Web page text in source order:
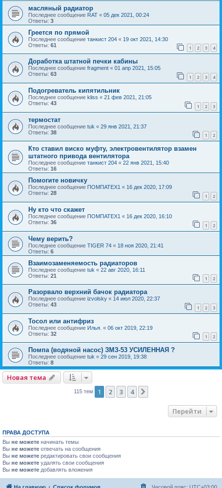
масляный радиатор
Последнее сообщение RAT « 05 дек 2021, 00:24
Ответы: 3
Греется по прямой
Последнее сообщение танкист 204 « 19 окт 2021, 14:30
Ответы: 61 1 2 3 4
Доработка штатной печки кабины
Последнее сообщение fragment « 01 апр 2021, 15:05
Ответы: 63 1 2 3 4
Подогреватель кипятильник
Последнее сообщение kliss « 21 фев 2021, 21:05
Ответы: 43 1 2 3
термостат
Последнее сообщение tuk « 29 янв 2021, 21:37
Ответы: 38 1 2
Кто ставил виско муфту, электровентилятор взамен
штатного привода вентилятора
Последнее сообщение танкист 204 « 22 янв 2021, 15:40
Ответы: 16
Помогите новичку
Последнее сообщение ПОМПАТЕХ1 « 16 дек 2020, 17:09
Ответы: 28 1 2
Ну кто что скажет
Последнее сообщение ПОМПАТЕХ1 « 16 дек 2020, 16:10
Ответы: 36 1 2
Чему верить?
Последнее сообщение TIGER 74 « 18 ноя 2020, 21:41
Ответы: 6
Взаимозаменяемость радиаторов
Последнее сообщение tuk « 22 авг 2020, 16:11
Ответы: 21 1 2
Разорвало верхний бачок радиатора
Последнее сообщение izvolsky « 14 июл 2020, 22:37
Ответы: 43 1 2 3
Тосол или антифриз
Последнее сообщение Илья. « 06 окт 2019, 22:19
Ответы: 32 1 2
Помпа (водяной насос) ЗМЗ-53 УСИЛЕННАЯ ?
Последнее сообщение tuk « 29 сен 2019, 19:38
Ответы: 8
Новая тема
115 тем 1 2 3 4
Перейти
ПРАВА ДОСТУПА
Вы не можете начинать темы
Вы не можете отвечать на сообщения
Вы не можете редактировать свои сообщения
Вы не можете удалять свои сообщения
Вы не можете добавлять вложения